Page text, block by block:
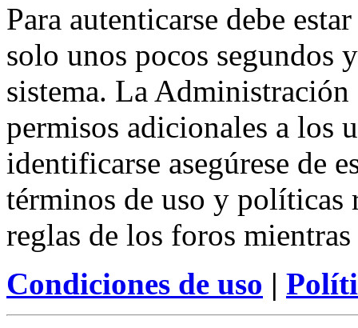
Para autenticarse debe
solo unos pocos segundos
sistema. La
permisos adicionales a los
identificarse asegúrese de
términos de uso y políticas
reglas de los foros
Condiciones de uso |